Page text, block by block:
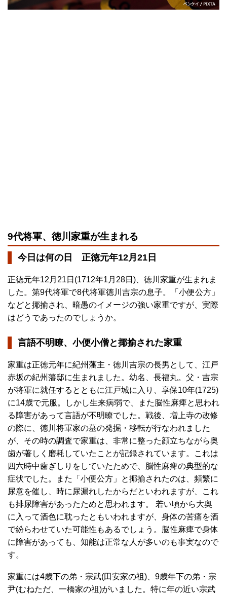
9代将軍、徳川家重が生まれる
今日は何の日 正徳元年12月21日
正徳元年12月21日(1712年1月28日)、徳川家重が生まれま
した。第9代将軍で8代将軍徳川吉宗の息子。「小便公方」
などと揶揄され、暗愚のイメージの強い家重ですが、実際
はどうであったのでしょうか。
言語不明瞭、小便小僧と揶揄された家重
家重は正徳元年に紀州藩主・徳川吉宗の長男として、江戸
赤坂の紀州藩邸に生まれました。幼名、長福丸。父・吉宗
が将軍に就任するとともに江戸城に入り、享保10年(1725)
に14歳で元服。しかし生来病弱で、また脳性麻痺と思われ
る障害があって言語が不明瞭でした。戦後、増上寺の改修
の際に、徳川将軍家の墓の発掘・移転が行なわれました
が、その時の調査で家重は、非常に整った顔立ちながら奥
歯が著しく磨耗していたことが記録されています。これは
四六時中歯ぎしりをしていたためで、脳性麻痺の典型的な
症状でした。また「小便公方」と揶揄されたのは、頻繁に
尿意を催し、時に尿漏れしたからだといわれますが、これ
も排尿障害があったためと思われます。 若い頃から大奥
に入って酒色に耽ったともいわれますが、身体の苦痛を酒
で紛らわせていた可能性もあるでしょう。脳性麻痺で身体
に障害があっても、知能は正常な人が多いのも事実なので
す。
家重には4歳下の弟・宗武(田安家の祖)、9歳年下の弟・宗
尹(むねただ、一橋家の祖)がいました。特に年の近い宗武